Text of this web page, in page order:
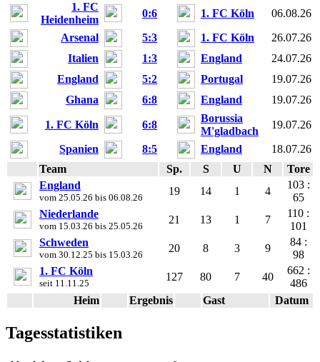
1. FC
Heidenheim
0:6 1. FC Köln
06.08.26
Arsenal
5:3 1. FC Köln
26.07.26
Italien
1:3 England
24.07.26
England
5:2 Portugal
19.07.26
Ghana
6:8 England 19.07.26
1. FC Köln 6:8
Borussia
M'gladbach
19.07.26
Spanien
8:5 England
18.07.26
Team
Sp. S U N
Tore
England
vom 25.05.26 bis 06.08.26
19 14 1 4
103 :
65
Niederlande
vom 15.03.26 bis 25.05.26
21 13 1 7
110 :
101
Schweden
vom 30.12.25 bis 15.03.26
20 8 3 9
84 :
98
1. FC Köln
seit 11.11.25
127 80 7 40
662 :
486
Heim
Ergebnis Gast Datum
Tagesstatistiken